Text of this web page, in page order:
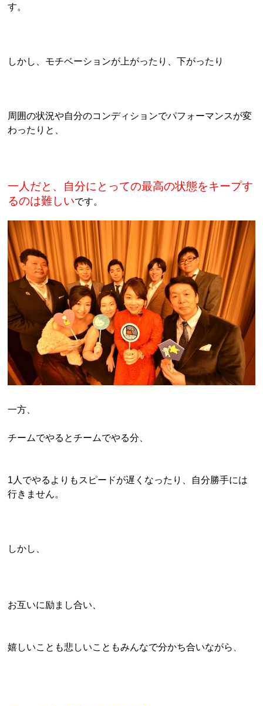
す。
しかし、モチベーションが上がったり、下がったり
周囲の状況や自分のコンディションでパフォーマンスが変
わったりと、
一人だと、自分にとっての最高の状態をキープす
るのは難しいです。
一方、
チームでやるとチームでやる分、
1人でやるよりもスピードが遅くなったり、自分勝手には
行きません。
しかし、
お互いに励まし合い、
嬉しいことも悲しいこともみんなで分かち合いながら